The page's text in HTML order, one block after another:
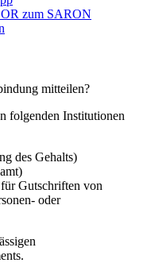
zum SARON
mitteilen?
folgenden Institutionen
des Gehalts)
Gutschriften von
oder